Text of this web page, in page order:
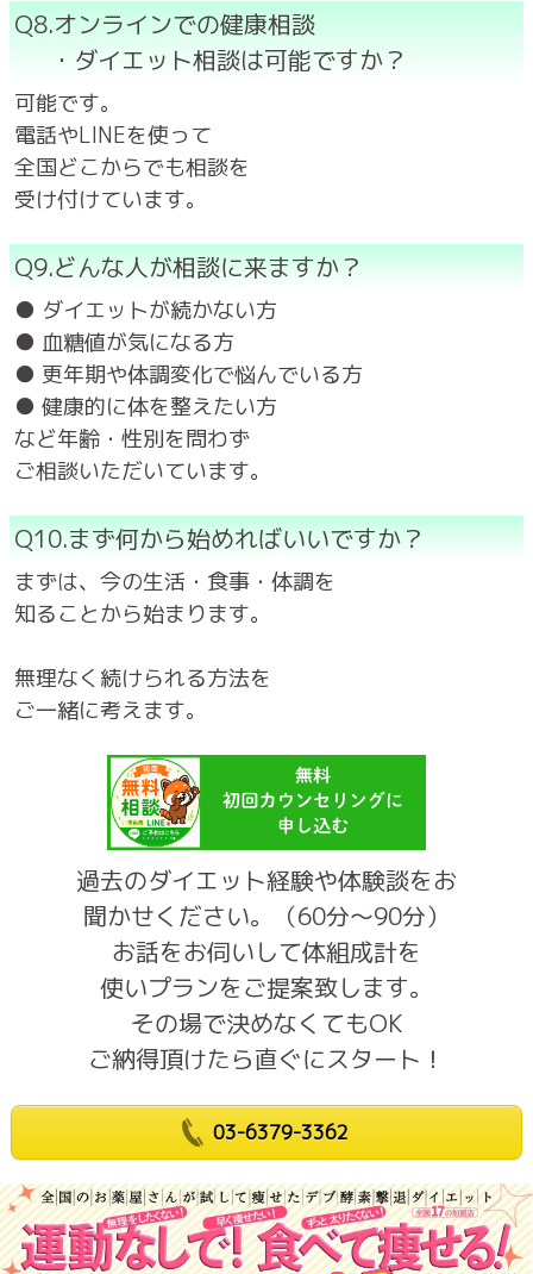
Q8.オンラインでの健康相談
・ダイエット相談は可能ですか？
可能です。
電話やLINEを使って
全国どこからでも相談を
受け付けています。
Q9.どんな人が相談に来ますか？
● ダイエットが続かない方
● 血糖値が気になる方
● 更年期や体調変化で悩んでいる方
● 健康的に体を整えたい方
など年齢・性別を問わず
ご相談いただいています。
Q10.まず何から始めればいいですか？
まずは、今の生活・食事・体調を
知ることから始まります。
無理なく続けられる方法を
ご一緒に考えます。
過去のダイエット経験や体験談をお
聞かせください。（60分～90分）
お話をお伺いして体組成計を
使いプランをご提案致します。
その場で決めなくてもOK
ご納得頂けたら直ぐにスタート！
03-6379-3362